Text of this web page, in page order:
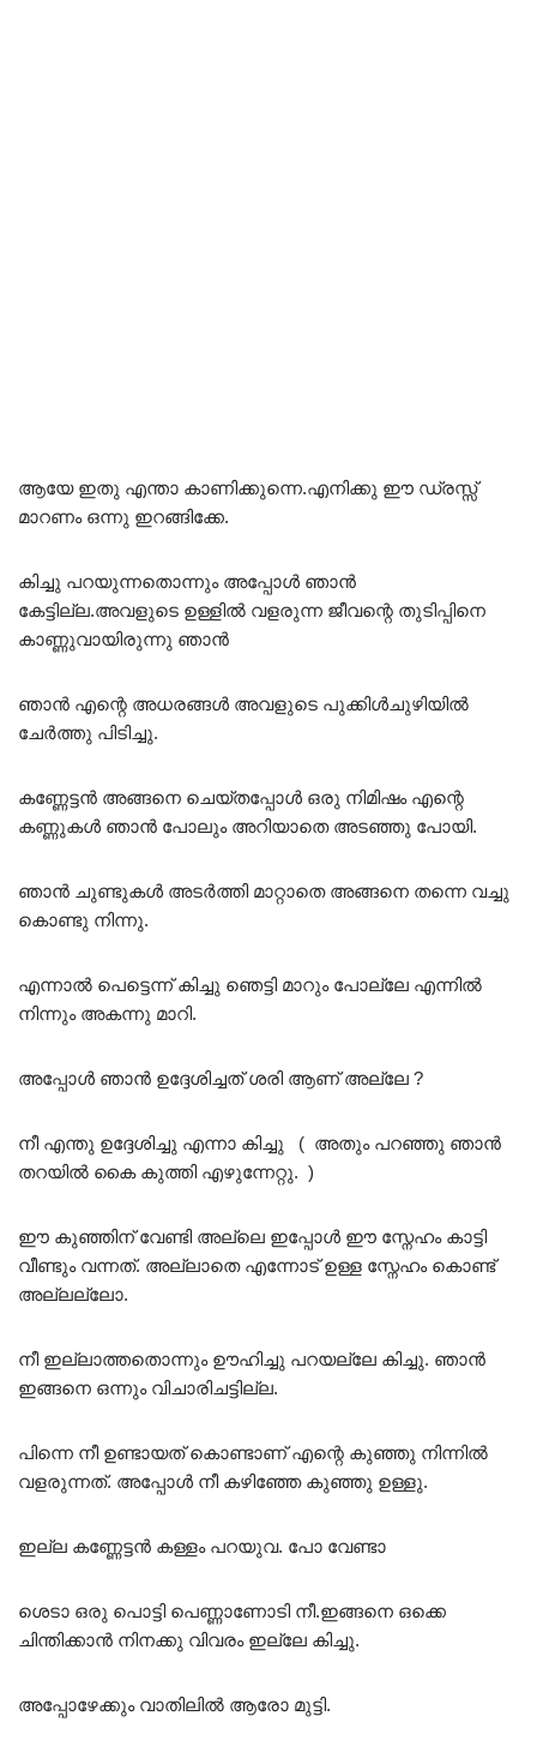
ആയേ ഇതു എന്താ കാണിക്കുന്നെ.എനിക്കു ഈ ഡ്രസ്സ്
മാറണം ഒന്നു ഇറങ്ങിക്കേ.
കിച്ചു പറയുന്നതൊന്നും അപ്പോൾ ഞാൻ
കേട്ടില്ല.അവളുടെ ഉള്ളിൽ വളരുന്ന ജീവന്റെ തുടിപ്പിനെ
കാണ്ണുവായിരുന്നു ഞാൻ
ഞാൻ എന്റെ അധരങ്ങൾ അവളുടെ പുക്കിൾചുഴിയിൽ
ചേർത്തു പിടിച്ചു.
കണ്ണേട്ടൻ അങ്ങനെ ചെയ്തപ്പോൾ ഒരു നിമിഷം എന്റെ
കണ്ണുകൾ ഞാൻ പോലും അറിയാതെ അടഞ്ഞു പോയി.
ഞാൻ ചുണ്ടുകൾ അടർത്തി മാറ്റാതെ അങ്ങനെ തന്നെ വച്ചു
കൊണ്ടു നിന്നു.
എന്നാൽ പെട്ടെന്ന് കിച്ചു ഞെട്ടി മാറും പോല്ലേ എന്നിൽ
നിന്നും അകന്നു മാറി.
അപ്പോൾ ഞാൻ ഉദ്ദേശിച്ചത് ശരി ആണ് അല്ലേ ?
നീ എന്തു ഉദ്ദേശിച്ചു എന്നാ കിച്ചു ( അതും പറഞ്ഞു ഞാൻ
തറയിൽ കൈ കുത്തി എഴുന്നേറ്റു. )
ഈ കുഞ്ഞിന് വേണ്ടി അല്ലെ ഇപ്പോൾ ഈ സ്നേഹം കാട്ടി
വീണ്ടും വന്നത്. അല്ലാതെ എന്നോട് ഉള്ള സ്നേഹം കൊണ്ട്
അല്ലല്ലോ.
നീ ഇല്ലാത്തതൊന്നും ഊഹിച്ചു പറയല്ലേ കിച്ചു. ഞാൻ
ഇങ്ങനെ ഒന്നും വിചാരിചട്ടില്ല.
പിന്നെ നീ ഉണ്ടായത് കൊണ്ടാണ് എന്റെ കുഞ്ഞു നിന്നിൽ
വളരുന്നത്. അപ്പോൾ നീ കഴിഞ്ഞേ കുഞ്ഞു ഉള്ളു.
ഇല്ല കണ്ണേട്ടൻ കള്ളം പറയുവ. പോ വേണ്ടാ
ശെടാ ഒരു പൊട്ടി പെണ്ണാണോടി നീ.ഇങ്ങനെ ഒക്കെ
ചിന്തിക്കാൻ നിനക്കു വിവരം ഇല്ലേ കിച്ചു.
അപ്പോഴേക്കും വാതിലിൽ ആരോ മുട്ടി.